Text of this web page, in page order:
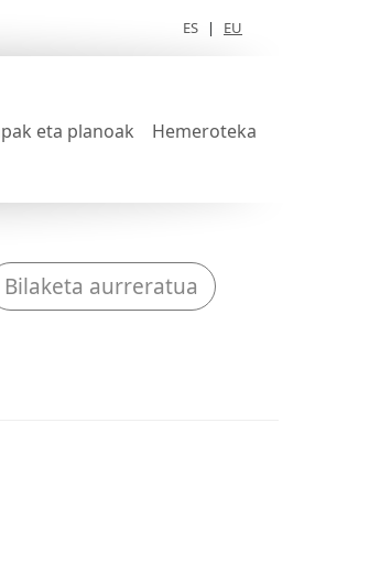
ES | EU
eta planoak Hemeroteka
Bilaketa aurreratua